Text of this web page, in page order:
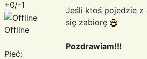
+0/-1
Offline
Płeć:
Jeśli ktoś pojedzie z
się zabiorę
Pozdrawiam!!!